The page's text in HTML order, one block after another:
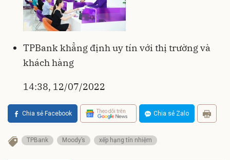
TPBank khẳng định uy tín với thị trường và
khách hàng
14:38, 12/07/2022
Chia sẻ Facebook Theo dõi trên Chia sẻ Zalo
TPBank Moody’s xếp hạng tín nhiệm